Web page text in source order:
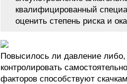
квалифицированный
оценить степень риска и
Повысилось ли давление либо,
контролировать
факторов способствуют